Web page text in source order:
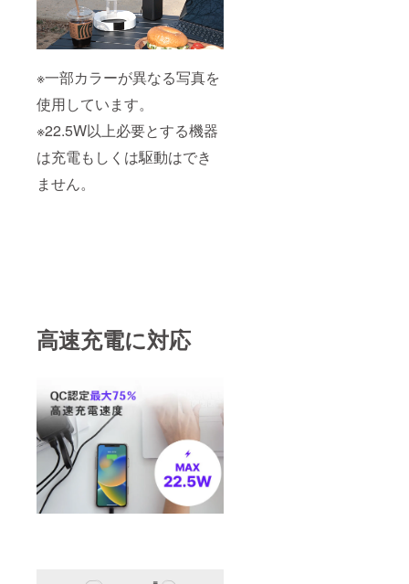
※一部カラーが異なる写真を
使用しています。
※22.5W以上必要とする機器
は充電もしくは駆動はでき
ません。
高速充電に対応